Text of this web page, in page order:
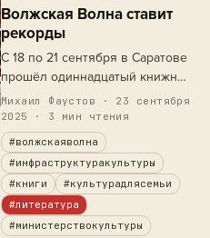
Волжская Волна ставит
рекорды
С 18 по 21 сентября в Саратове
прошёл одиннадцатый книжный
фестиваль «Волжская волна».
Четыре дня книжная ярмарка
занимала главную пешеходную
улицу города – Волжскую.
Главная сцена располагалась у
ретро-трамвая. Помимо
основной сцены фестиваля,
творческие встречи, мастер-
Михаил Фаустов · 23 сентября
2025 · 3 мин чтения
#волжскаяволна
#инфраструктуракультуры
#книги
#культурадлясемьи
#литература
#министерствокультуры